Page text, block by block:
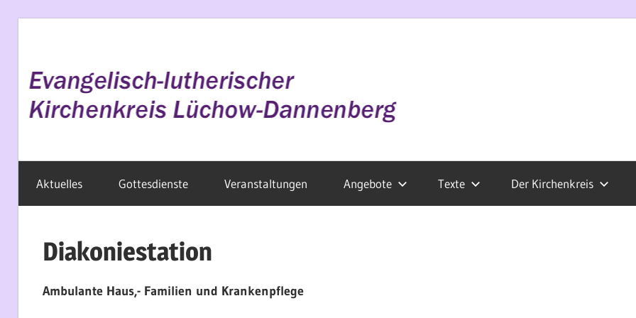
springen
Wendland
Aktuelles Gottesdienste Veranstaltungen Angebote Texte Der Kirchenkreis
Diakoniestation
Ambulante Haus,- Familien und Krankenpflege